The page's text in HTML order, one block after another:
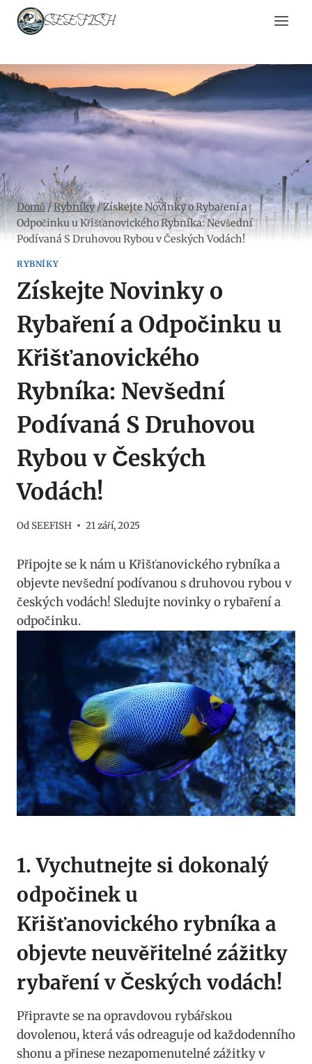
Přeskočit
SEEFISH
Domů /Rybníky/Získejte Novinky o Rybaření a
Odpočinku u Křišťanovického Rybníka: Nevšední
Podívaná S Druhovou Rybou v Českých Vodách!
RYBNÍKY
Získejte Novinky o
Rybaření a Odpočinku u
Křišťanovického
Rybníka: Nevšední
Podívaná S Druhovou
Rybou v Českých
Vodách!
Od SEEFISH 21 září, 2025
Připojte se k nám u Křišťanovického rybníka a
objevte nevšední podívanou s druhovou rybou v
českých vodách! Sledujte novinky o rybaření a
odpočinku.
1. Vychutnejte si dokonalý
odpočinek u
Křišťanovického rybníka a
objevte neuvěřitelné zážitky
rybaření v Českých vodách!
Připravte se na opravdovou rybářskou
dovolenou, která vás odreaguje od každodenního
shonu a přinese nezapomenutelné zážitky v